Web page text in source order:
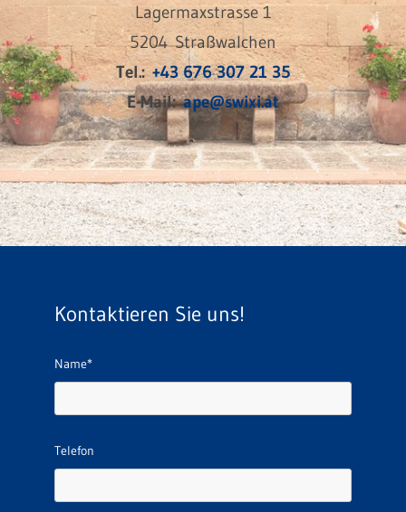
Lagermaxstrasse 1
5204 Straßwalchen
Tel.: +43 676 307 21 35
E-Mail: ape@swixi.at
Kontaktieren Sie uns!
Name*
Telefon